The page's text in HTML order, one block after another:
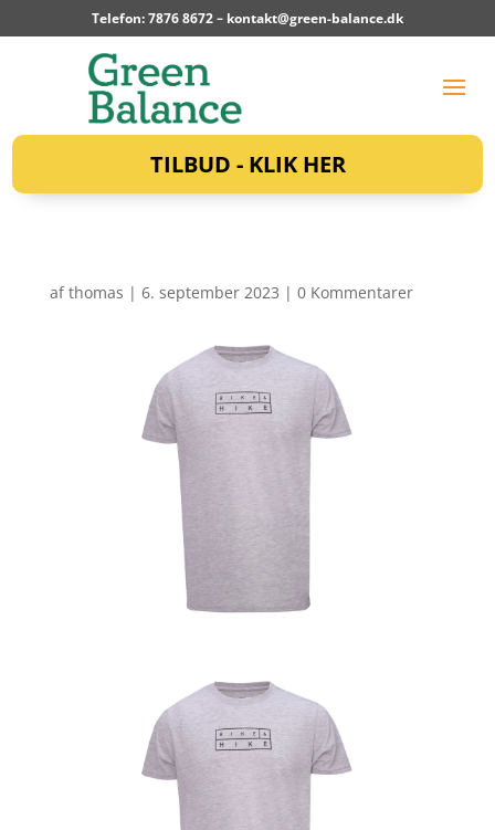
Telefon: 7876 8672 – kontakt@green-balance.dk
TILBUD - KLIK HER
afthomas | 6. september 2023 | 0 Kommentarer